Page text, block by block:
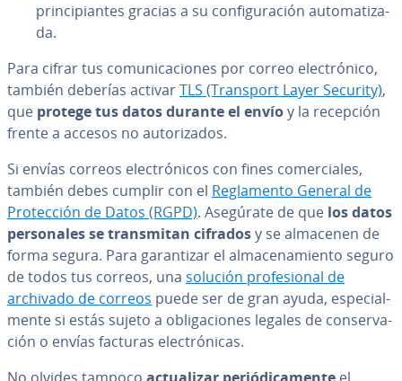
pri­n­ci­pia­n­tes gracias a su co­n­fi­gu­ra­ción au­to­ma­ti­za­
da.
Para cifrar tus co­mu­ni­ca­cio­nes por correo ele­c­tró­ni­co,
también deberías activarTLS (Transport Layer Security),
que protege tus datos durante el envíoy la recepción
frente a accesos no au­to­ri­za­dos.
Si envías correos ele­c­tró­ni­cos con fines co­me­r­cia­les,
también debes cumplir con el Re­gla­me­n­to General de
Pro­te­c­ción de Datos (RGPD). Asegúrate de que los datos
pe­r­so­na­les se tra­n­s­mi­tan cifradosy se almacenen de
forma segura. Para ga­ra­n­ti­zar el al­ma­ce­na­mie­n­to seguro
de todos tus correos, una solución pro­fe­sio­nal de
archivado de correos puede ser de gran ayuda, es­pe­cia­l­
me­n­te si estás sujeto a obli­ga­cio­nes legales de co­n­se­r­va­
ción o envías facturas ele­c­tró­ni­cas.